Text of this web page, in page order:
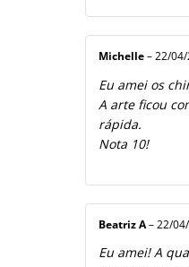
Michelle – 22/
Eu amei os
A arte ficou
rápida.
Nota 10!
Beatriz A – 22/
Eu amei! A